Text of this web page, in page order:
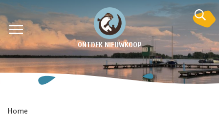
ONTDEK NIEUWKOOP
Home